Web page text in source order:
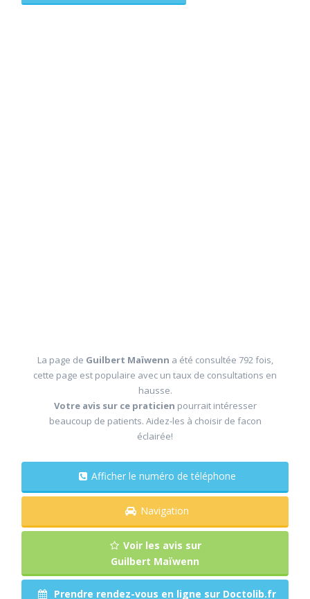
La page de Guilbert Maïwenn a été consultée 792 fois,
cette page est populaire avec un taux de consultations en
hausse.
Votre avis sur ce praticien pourrait intéresser
beaucoup de patients. Aidez-les à choisir de facon
éclairée!
Afficher le numéro de téléphone
Navigation
Voir les avis sur
Guilbert Maïwenn
Prendre rendez-vous en ligne sur Doctolib.fr